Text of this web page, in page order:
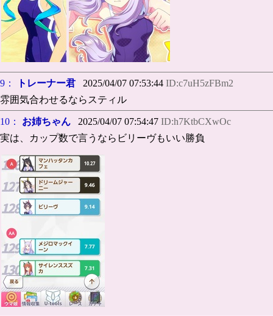
9： トレーナー君 2025/04/07 07:53:44 ID:c7uH5zFBm2
雰囲気合わせるならスティル
10： お姉ちゃん 2025/04/07 07:54:47 ID:h7KtbCXwOc
実は、カップ数で言うならビリーヴもいい勝負